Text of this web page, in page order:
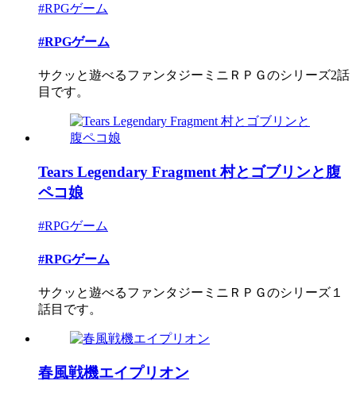
#RPGゲーム
#RPGゲーム
サクッと遊べるファンタジーミニＲＰＧのシリーズ2話
目です。
Tears Legendary Fragment 村とゴブリンと腹
ペコ娘
#RPGゲーム
#RPGゲーム
サクッと遊べるファンタジーミニＲＰＧのシリーズ１
話目です。
春風戦機エイプリオン